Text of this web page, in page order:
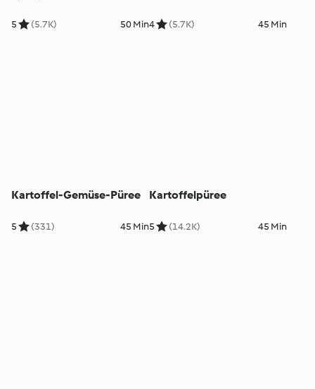
5 (5.7K) 50 Min4 (5.7K) 45 Min
Kartoffel-Gemüse-Püree
5 (331) 45 Min
Kartoffelpüree
5 (14.2K) 45 Min